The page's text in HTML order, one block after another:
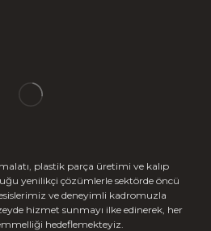
plastik parça üretimi ve kalıp
yenilikçi çözümlerle sektörde öncü
ve deneyimli kadromuzla
hizmet sunmayı ilke edinerek, her
hedeflemekteyiz.